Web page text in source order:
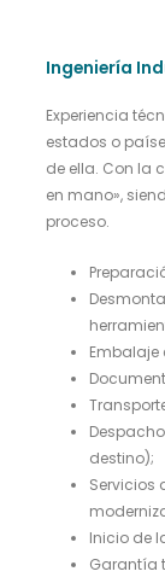
Ingeniería
Experiencia
estados o
de ella. Con la
en mano»,
proceso.
Embalaje
destino);
Servicios
Inicio de
Garantía